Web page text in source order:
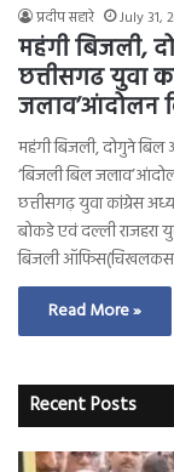
प्रदीप सहारे July 31,
महंगी बिजली,
छत्तीसगढ युवा
जलाव’आंदोलन
महंगी बिजली, दोगुने बिल
‘बिजली बिल
छत्तीसगढ़ युवा कांग्रेस
बोकडे एवं दल्ली राजहरा
बिजली
Read More »
Recent Posts